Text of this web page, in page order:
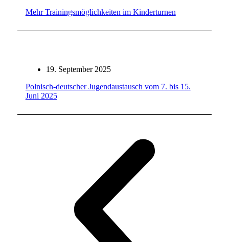
Mehr Trainingsmöglichkeiten im Kinderturnen
19. September 2025
Polnisch-deutscher Jugendaustausch vom 7. bis 15.
Juni 2025